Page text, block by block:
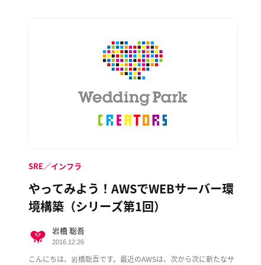
やってみよう！AWSでWEBサーバー環
境構築（シリーズ第1回）
こんにちは、岩橋聡吾です。最近のAWSは、次から次に新たなサ
SRE／インフラ
岩橋 聡吾
2016.12.26